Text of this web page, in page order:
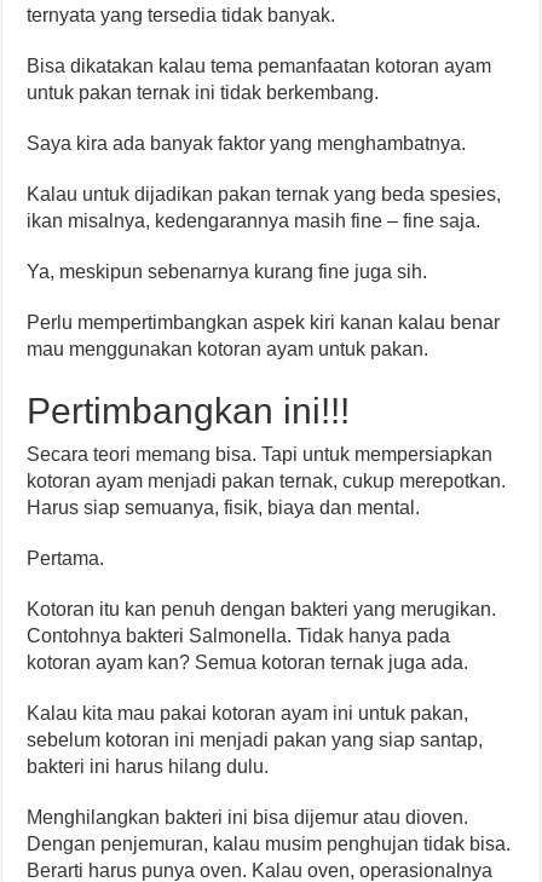
ternyata yang tersedia tidak banyak.
Bisa dikatakan kalau tema pemanfaatan kotoran ayam
untuk pakan ternak ini tidak berkembang.
Saya kira ada banyak faktor yang menghambatnya.
Kalau untuk dijadikan pakan ternak yang beda spesies,
ikan misalnya, kedengarannya masih fine – fine saja.
Ya, meskipun sebenarnya kurang fine juga sih.
Perlu mempertimbangkan aspek kiri kanan kalau benar
mau menggunakan kotoran ayam untuk pakan.
Pertimbangkan ini!!!
Secara teori memang bisa. Tapi untuk mempersiapkan
kotoran ayam menjadi pakan ternak, cukup merepotkan.
Harus siap semuanya, fisik, biaya dan mental.
Pertama.
Kotoran itu kan penuh dengan bakteri yang merugikan.
Contohnya bakteri Salmonella. Tidak hanya pada
kotoran ayam kan? Semua kotoran ternak juga ada.
Kalau kita mau pakai kotoran ayam ini untuk pakan,
sebelum kotoran ini menjadi pakan yang siap santap,
bakteri ini harus hilang dulu.
Menghilangkan bakteri ini bisa dijemur atau dioven.
Dengan penjemuran, kalau musim penghujan tidak bisa.
Berarti harus punya oven. Kalau oven, operasionalnya